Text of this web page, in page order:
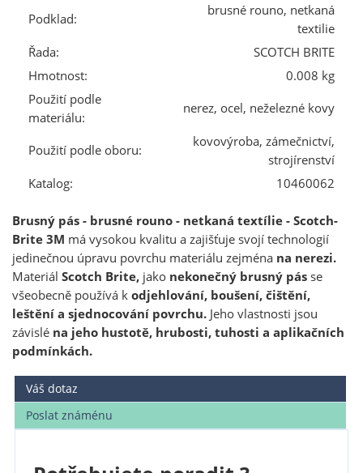
Podklad:
brusné rouno, netkaná
textilie
Řada:
SCOTCH BRITE
Hmotnost:
0.008 kg
Použití podle
materiálu:
nerez, ocel, neželezné kovy
Použití podle oboru:
kovovýroba, zámečnictví,
strojírenství
Katalog:
10460062
Brusný pás - brusné rouno - netkaná textílie - Scotch-
Brite 3M má vysokou kvalitu a zajišťuje svojí technologií
jedinečnou úpravu povrchu materiálu zejména na nerezi.
Materiál Scotch Brite, jako nekonečný brusný pásse
všeobecně používá kodjehlování, boušení, čištění,
leštění a sjednocování povrchu. Jeho vlastnosti jsou
závislé na jeho hustotě, hrubosti, tuhosti a aplikačních
podmínkách.
Váš dotaz
Poslat známénu